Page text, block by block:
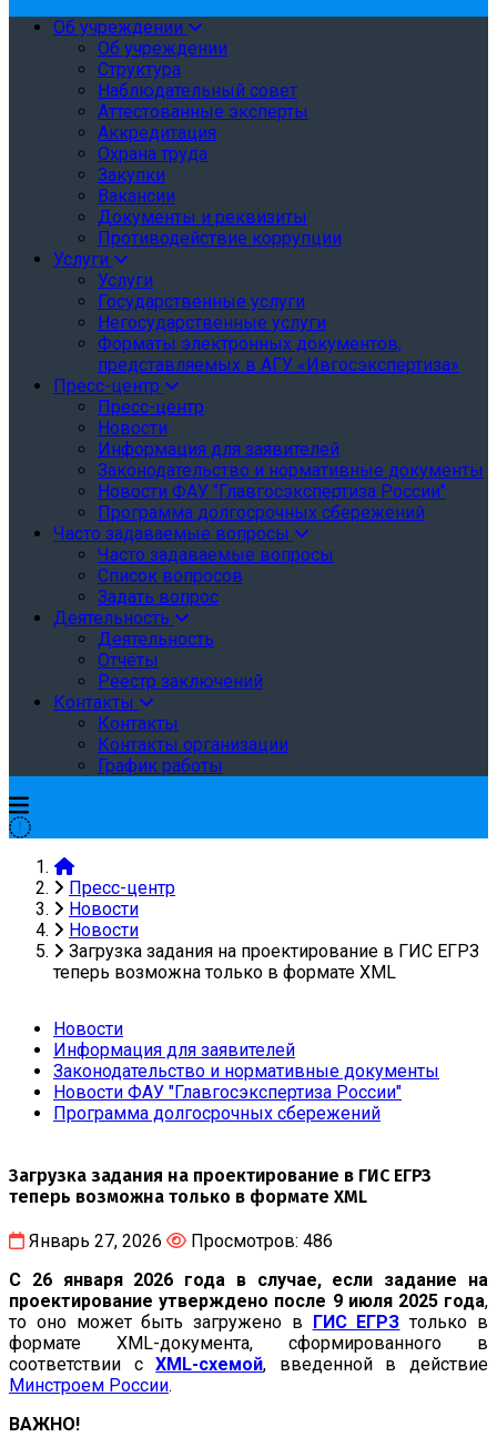
Об учреждении
Об учреждении
Структура
Наблюдательный совет
Аттестованные эксперты
Аккредитация
Охрана труда
Закупки
Вакансии
Документы и реквизиты
Противодействие коррупции
Услуги
Услуги
Государственные услуги
Негосударственные услуги
Форматы электронных документов,
представляемых в АГУ «Ивгосэкспертиза»
Пресс-центр
Пресс-центр
Новости
Информация для заявителей
Законодательство и нормативные документы
Новости ФАУ "Главгосэкспертиза России"
Программа долгосрочных сбережений
Часто задаваемые вопросы
Часто задаваемые вопросы
Список вопросов
Задать вопрос
Деятельность
Деятельность
Отчёты
Реестр заключений
Контакты
Контакты
Контакты организации
График работы
Пресс-центр
Новости
Новости
Загрузка задания на проектирование в ГИС ЕГРЗ
теперь возможна только в формате XML
Новости
Информация для заявителей
Законодательство и нормативные документы
Новости ФАУ "Главгосэкспертиза России"
Программа долгосрочных сбережений
Загрузка задания на проектирование в ГИС ЕГРЗ
теперь возможна только в формате XML
Январь 27, 2026
Просмотров: 486
С 26 января 2026 года в случае, если задание на
проектирование утверждено после 9 июля 2025 года,
то оно может быть загружено в ГИС ЕГРЗ только в
формате XML-документа, сформированного в
соответствии с
XML-схемой, введенной в действие
Минстроем России.
ВАЖНО!